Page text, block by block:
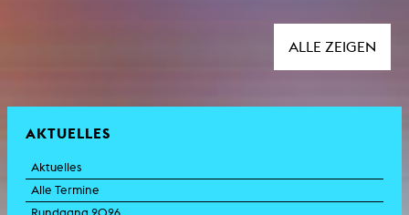
Arbeiten im Rahmen der Morsbroicher
Kunsttage zum Jubiläum von 75 Jahre
ALLE ZEIGEN
AKTUELLES
Aktuelles
Alle Termine